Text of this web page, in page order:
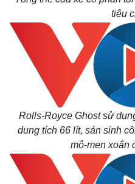
tiêu
Rolls-Royce Ghost sử
dung tích 66 lít, sản sinh
mô-men xoắn